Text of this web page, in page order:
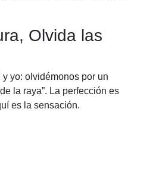
Olvida las
yo: olvidémonos por un
la raya”. La perfección es
es la sensación.